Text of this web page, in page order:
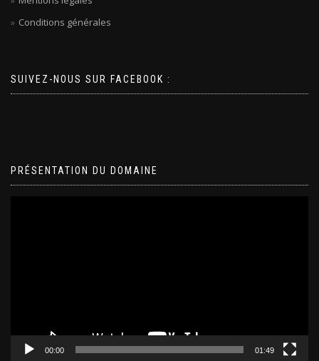
Conditions générales
SUIVEZ-NOUS SUR FACEBOOK :
PRÉSENTATION DU DOMAINE
00:00 01:49